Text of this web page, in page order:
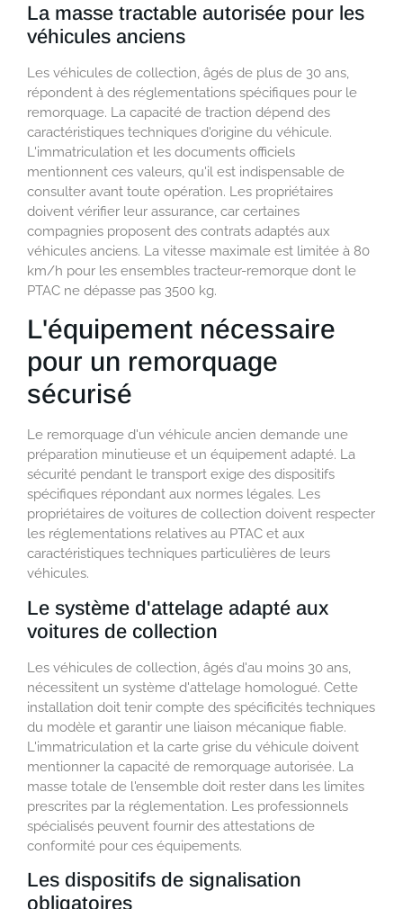
La masse tractable autorisée pour les
véhicules anciens
Les véhicules de collection, âgés de plus de 30 ans,
répondent à des réglementations spécifiques pour le
remorquage. La capacité de traction dépend des
caractéristiques techniques d'origine du véhicule.
L'immatriculation et les documents officiels
mentionnent ces valeurs, qu'il est indispensable de
consulter avant toute opération. Les propriétaires
doivent vérifier leur assurance, car certaines
compagnies proposent des contrats adaptés aux
véhicules anciens. La vitesse maximale est limitée à 80
km/h pour les ensembles tracteur-remorque dont le
PTAC ne dépasse pas 3500 kg.
L'équipement nécessaire
pour un remorquage
sécurisé
Le remorquage d'un véhicule ancien demande une
préparation minutieuse et un équipement adapté. La
sécurité pendant le transport exige des dispositifs
spécifiques répondant aux normes légales. Les
propriétaires de voitures de collection doivent respecter
les réglementations relatives au PTAC et aux
caractéristiques techniques particulières de leurs
véhicules.
Le système d'attelage adapté aux
voitures de collection
Les véhicules de collection, âgés d'au moins 30 ans,
nécessitent un système d'attelage homologué. Cette
installation doit tenir compte des spécificités techniques
du modèle et garantir une liaison mécanique fiable.
L'immatriculation et la carte grise du véhicule doivent
mentionner la capacité de remorquage autorisée. La
masse totale de l'ensemble doit rester dans les limites
prescrites par la réglementation. Les professionnels
spécialisés peuvent fournir des attestations de
conformité pour ces équipements.
Les dispositifs de signalisation
obligatoires